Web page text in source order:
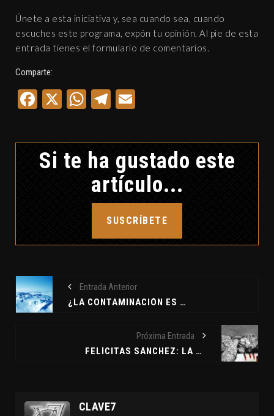
Únete a esta iniciativa y, sea cuando sea, cuando
escuches este programa, expón tu opinión. Al pie de esta
entrada tienes el formulario de comentarios.
Comparte:
Facebook
X WhatsApp
Telegram
Si te ha gustado este
artículo...
SUSCRÍBETE
Entrada Anterior
¿LA CONTAMINACIÓN ES BUENA O MALA PARA EL SER HUMANO?
Próxima Entrada
FELÍCITAS SÁNCHEZ: LA TRITURADORA DE ANGELITOS
CLAVE7